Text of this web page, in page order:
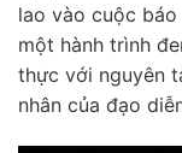
lao vào cuộc
một hành trình
thực với nguyên
nhân của đạo